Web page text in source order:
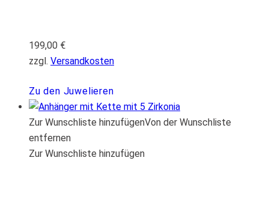
199,00 €
zzgl. Versandkosten
Zu den Juwelieren
Zur Wunschliste hinzufügenVon der Wunschliste
entfernen
Zur Wunschliste hinzufügen